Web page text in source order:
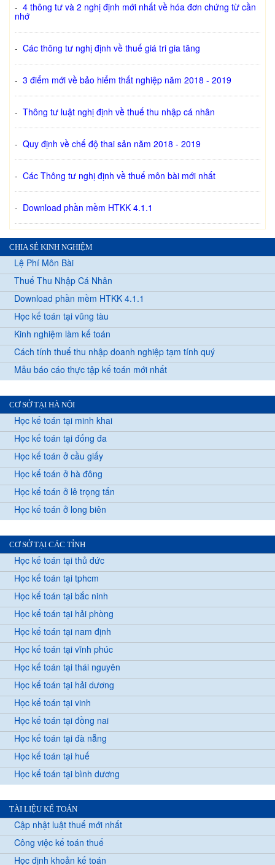
- 4 thông tư và 2 nghị định mới nhất về hóa đơn chứng từ cần
nhớ
- Các thông tư nghị định về thuế giá tri gia tăng
- 3 điểm mới về bảo hiểm thất nghiệp năm 2018 - 2019
- Thông tư luật nghị định về thuế thu nhập cá nhân
- Quy định về chế độ thai sản năm 2018 - 2019
- Các Thông tư nghị định về thuế môn bài mới nhất
- Download phần mềm HTKK 4.1.1
CHIA SẺ KINH NGHIỆM
Lệ Phí Môn Bài
Thuế Thu Nhập Cá Nhân
Download phần mềm HTKK 4.1.1
Học kế toán tại vũng tàu
Kinh nghiệm làm kế toán
Cách tính thuế thu nhập doanh nghiệp tạm tính quý
Mẫu báo cáo thực tập kế toán mới nhất
CƠ SỞ TẠI HÀ NỘI
Học kế toán tại minh khai
Học kế toán tại đống đa
Học kế toán ở cầu giấy
Học kế toán ở hà đông
Học kế toán ở lê trọng tấn
Học kế toán ở long biên
CƠ SỞ TẠI CÁC TỈNH
Học kế toán tại thủ đức
Học kế toán tại tphcm
Học kế toán tại bắc ninh
Học kế toán tại hải phòng
Học kế toán tại nam định
Học kế toán tại vĩnh phúc
Học kế toán tại thái nguyên
Học kế toán tại hải dương
Học kế toán tại vinh
Học kế toán tại đồng nai
Học kế toán tại đà nẵng
Học kế toán tại huế
Học kế toán tại bình dương
TÀI LIỆU KẾ TOÁN
Cập nhật luật thuế mới nhất
Công việc kế toán thuế
Học định khoản kế toán